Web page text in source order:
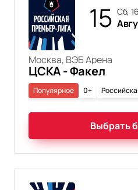
15 сб,
Москва, ВЭБ Арена
ЦСКА - Факел
0+
Популярное
Выбрать